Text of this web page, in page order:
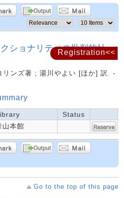
Registration<<
ショナリティの批判的社
リンズ著 ; 湯川やよい [ほか] 訳. -
Status
山本館
Go to the top of this page